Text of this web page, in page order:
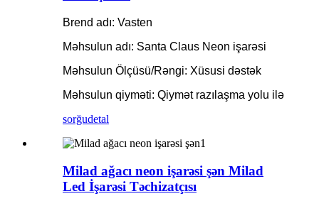
Brend adı: Vasten
Məhsulun adı: Santa Claus Neon işarəsi
Məhsulun Ölçüsü/Rəngi: Xüsusi dəstək
Məhsulun qiyməti: Qiymət razılaşma yolu ilə
sorğudetal
Milad ağacı neon işarəsi şən Milad
Led İşarəsi Təchizatçısı